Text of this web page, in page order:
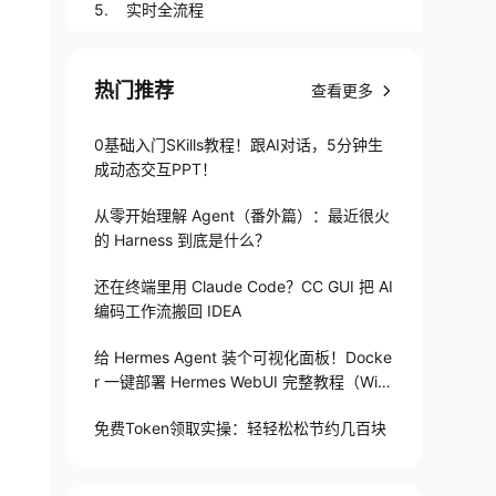
5. 实时全流程
热门推荐 查看更多
0基础入门SKills教程！跟AI对话，5分钟生
成动态交互PPT！
从零开始理解 Agent（番外篇）：最近很火
的 Harness 到底是什么？
还在终端里用 Claude Code？CC GUI 把 AI
编码工作流搬回 IDEA
给 Hermes Agent 装个可视化面板！Docke
r 一键部署 Hermes WebUI 完整教程（Win
免费Token领取实操：轻轻松松节约几百块